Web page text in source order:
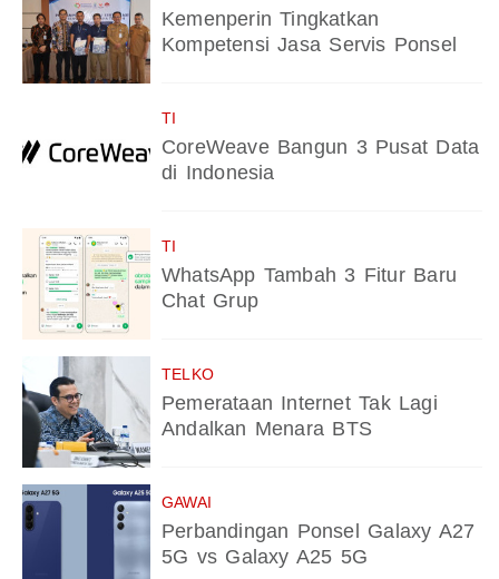
Kemenperin Tingkatkan
Kompetensi Jasa Servis Ponsel
TI
CoreWeave Bangun 3 Pusat Data
di Indonesia
TI
WhatsApp Tambah 3 Fitur Baru
Chat Grup
TELKO
Pemerataan Internet Tak Lagi
Andalkan Menara BTS
GAWAI
Perbandingan Ponsel Galaxy A27
5G vs Galaxy A25 5G